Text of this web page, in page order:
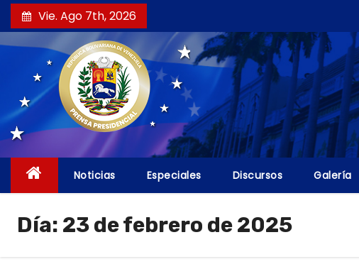
a
l
Vie. Ago 7th, 2026
Noticias Especiales Discursos Galería
Día: 23 de febrero de 2025